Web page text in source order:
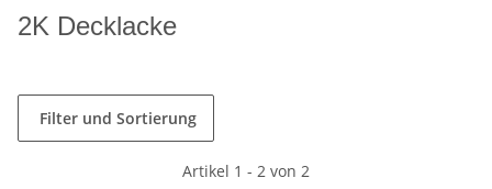
2K Decklacke
Filter und Sortierung
Artikel 1 - 2 von 2